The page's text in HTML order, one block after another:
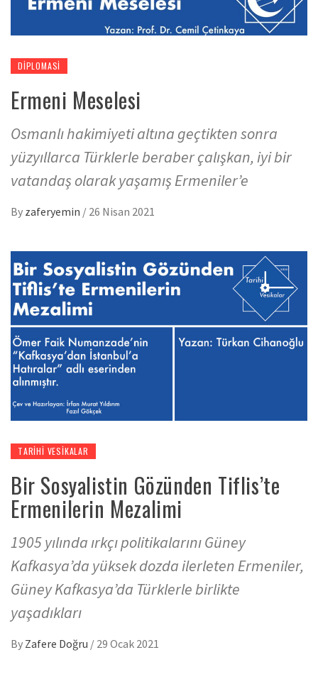
DIPLOMASI
Ermeni Meselesi
Osmanlı hakimiyeti altına geçtikten sonra
yüzyıllarca Türklerle beraber çalışkan, iyi bir
vatandaş olarak yaşamış Ermeniler’e
By zaferyemin / 26 Nisan 2021
TARIHI VESIKALAR
Bir Sosyalistin Gözünden Tiflis’te
Ermenilerin Mezalimi
1905 yılında ırkçı politikalarını Güney
Kafkasya’da yüksek dozda ilerleten Ermeniler,
Güney Kafkasya’da Türklerle birlikte
yaşadıkları
By Zafere Doğru / 29 Ocak 2021